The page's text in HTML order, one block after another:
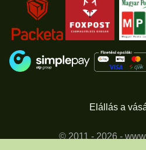
Elállás a
© 2011 - 2026 -